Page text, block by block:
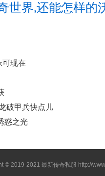
世界,还能怎样的
可现在
破甲兵快点儿
惑之光
© 2019-2021最新传奇私服 http://